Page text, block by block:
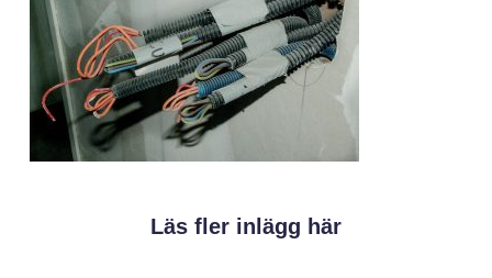
Läs fler inlägg här